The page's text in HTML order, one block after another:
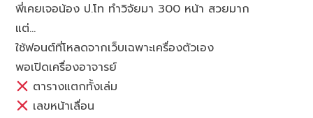
พี่เคยเจอน้อง ป.โท ทำวิจัยมา 300 หน้า สวยมาก
แต่…
ใช้ฟอนต์ที่โหลดจากเว็บเฉพาะเครื่องตัวเอง
พอเปิดเครื่องอาจารย์
ตารางแตกทั้งเล่ม
เลขหน้าเลื่อน